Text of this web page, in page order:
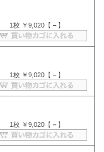
1枚 ￥9,020【 － 】
1枚 ￥9,020【 － 】
1枚 ￥9,020【 － 】